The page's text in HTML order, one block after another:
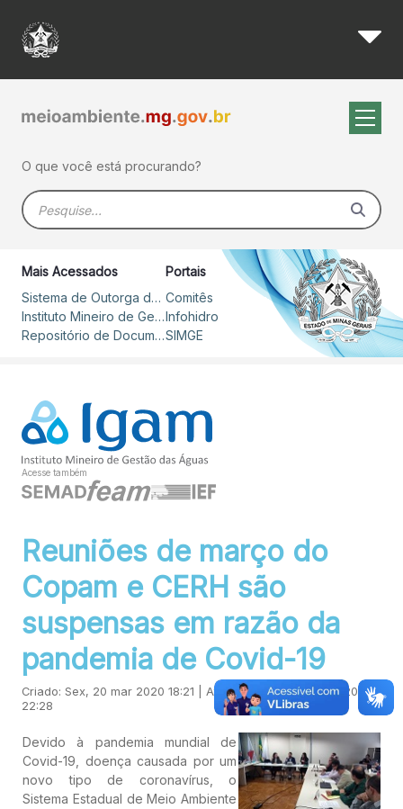
Pular para o Conteúdo principal
Reuniões de março do
O que você está procurando?
Barra de busca
Mais Acessados
Sistema de Outorga de Direito de Uso de Recursos Hídricos – SOUT
Instituto Mineiro de Gestão das Águas
Repositório de Documentos
Portais
Comitês
Infohidro
SIMGE
Acesse também
Reuniões de março do
Copam e CERH são
suspensas em razão da
pandemia de Covid-19
Criado: Sex, 20 mar 2020 18:21 | Atualizado: Qua, 28 ago 2024
22:28
Devido à pandemia mundial de
Covid-19, doença causada por um
novo tipo de coronavírus, o
Sistema Estadual de Meio Ambiente